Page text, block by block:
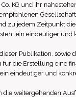
KG und ihr
zu jedem Zeitpunkt
ein eindeutiger und
Publikation, sowie
für die Erstellung eine
eindeutiger und
die weitergehenden